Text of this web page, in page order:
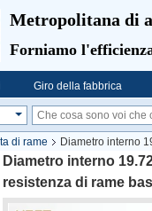
Metropolitana di
Forniamo
Giro della fabbrica
di rame
Diametro interno
Diametro interno
resistenza di rame